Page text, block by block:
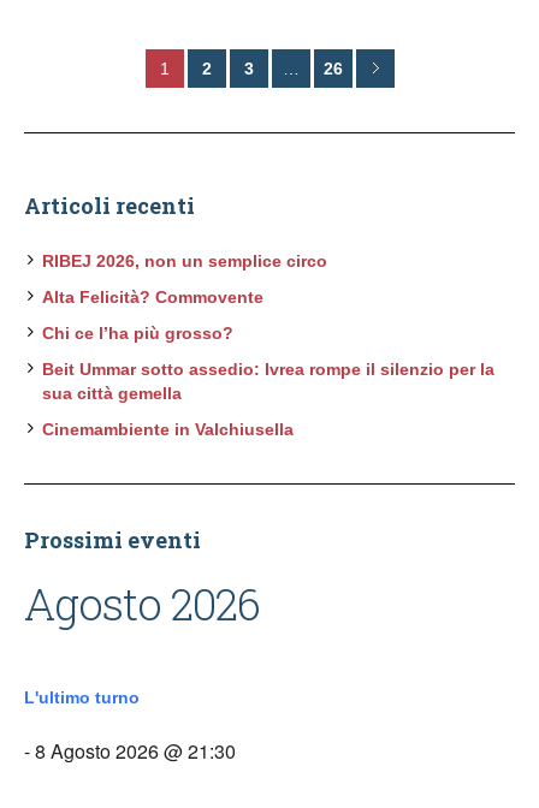
1 2 3 26
Articoli recenti
RIBEJ 2026, non un semplice circo
Alta Felicità? Commovente
Chi ce l’ha più grosso?
Beit Ummar sotto assedio: Ivrea rompe il silenzio per la
sua città gemella
Cinemambiente in Valchiusella
Prossimi eventi
Agosto 2026
L'ultimo turno
- 8 Agosto 2026 @ 21:30